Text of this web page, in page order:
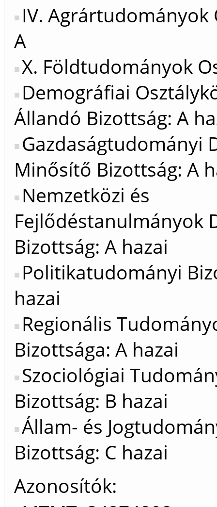
IV. Agrártudományok
A
X. Földtudományok
Demográfiai
Állandó Bizottság: A
Gazdaságtudományi
Minősítő Bizottság: A
Nemzetközi és
Fejlődéstanulmányok
Bizottság: A hazai
Politikatudományi
hazai
Regionális
Bizottsága: A hazai
Szociológiai
Bizottság: B hazai
Állam- és
Bizottság: C hazai
Azonosítók